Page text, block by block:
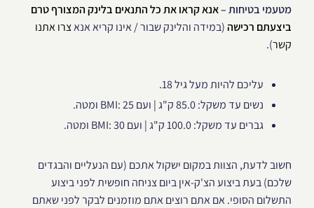
מטעמי בטיחות –אנא קראו את כל התנאים בלינק המצורף טרם
ביצעתם רכישה(במידה והלינק שבור / אינו קריא אנאצרו אתנו
קשר).
עליכם להיות מעל גיל 18.
נשים עד משקל: 85.0 ק"ג | ועם 25 :BMI ומטה.
גברים עד משקל: 100.0 ק"ג | ועם 30 :BMI ומטה.
חשוב לדעת, הצוות במקום ישקול אתכם (עם הנעליים והבגדים
שלכם) בעת ביצוע הצ'ק-אין ביום צניחה חופשית לפני ביצוע
התשלום הסופי. אם אתם רוצים אתם מוזמנים לבקר לפני שאתם